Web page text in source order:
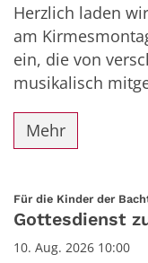
Herzlich laden
am
ein, die von
musikalisch
Mehr
Für die Kinder der
Gottesdienst
10. Aug. 2026 10:00